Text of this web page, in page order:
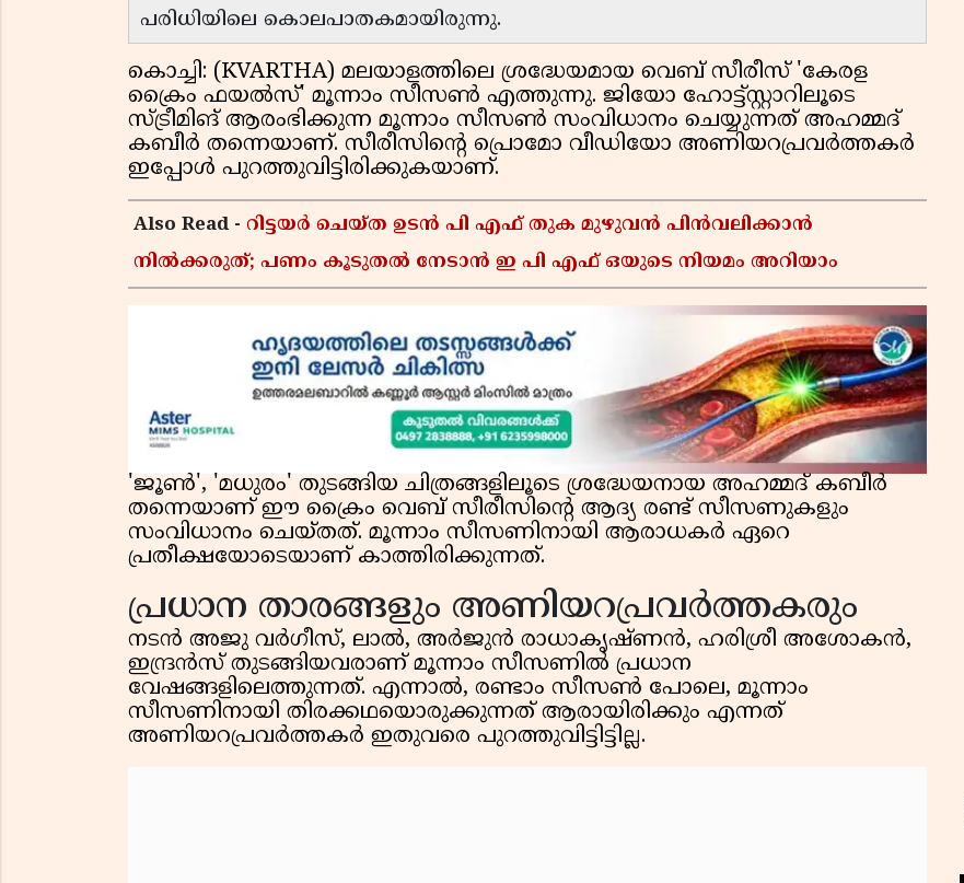
പരിധിയിലെ കൊലപാതകമായിരുന്നു.
കൊച്ചി: (KVARTHA) മലയാളത്തിലെ ശ്രദ്ധേയമായ വെബ് സീരീസ് 'കേരള
ക്രൈം ഫയൽസ്' മൂന്നാം സീസൺ എത്തുന്നു. ജിയോ ഹോട്ട്സ്റ്റാറിലൂടെ
സ്ട്രീമിങ് ആരംഭിക്കുന്ന മൂന്നാം സീസൺ സംവിധാനം ചെയ്യുന്നത് അഹമ്മദ്
കബീർ തന്നെയാണ്. സീരീസിൻ്റെ പ്രൊമോ വീഡിയോ അണിയറപ്രവർത്തകർ
ഇപ്പോൾ പുറത്തുവിട്ടിരിക്കുകയാണ്.
Also Read - റിട്ടയർ ചെയ്ത ഉടൻ പി എഫ് തുക മുഴുവൻ പിൻവലിക്കാൻ
നിൽക്കരുത്; പണം കൂടുതൽ നേടാൻ ഇ പി എഫ് ഒയുടെ നിയമം അറിയാം
'ജൂൺ', 'മധുരം' തുടങ്ങിയ ചിത്രങ്ങളിലൂടെ ശ്രദ്ധേയനായ അഹമ്മദ് കബീർ
തന്നെയാണ് ഈ ക്രൈം വെബ് സീരീസിൻ്റെ ആദ്യ രണ്ട് സീസണുകളും
സംവിധാനം ചെയ്തത്. മൂന്നാം സീസണിനായി ആരാധകർ ഏറെ
പ്രതീക്ഷയോടെയാണ് കാത്തിരിക്കുന്നത്.
പ്രധാന താരങ്ങളും അണിയറപ്രവർത്തകരും
നടൻ അജു വർഗീസ്, ലാൽ, അർജുൻ രാധാകൃഷ്ണൻ, ഹരിശ്രീ അശോകൻ,
ഇന്ദ്രൻസ് തുടങ്ങിയവരാണ് മൂന്നാം സീസണിൽ പ്രധാന
വേഷങ്ങളിലെത്തുന്നത്. എന്നാൽ, രണ്ടാം സീസൺ പോലെ, മൂന്നാം
സീസണിനായി തിരക്കഥയൊരുക്കുന്നത് ആരായിരിക്കും എന്നത്
അണിയറപ്രവർത്തകർ ഇതുവരെ പുറത്തുവിട്ടിട്ടില്ല.